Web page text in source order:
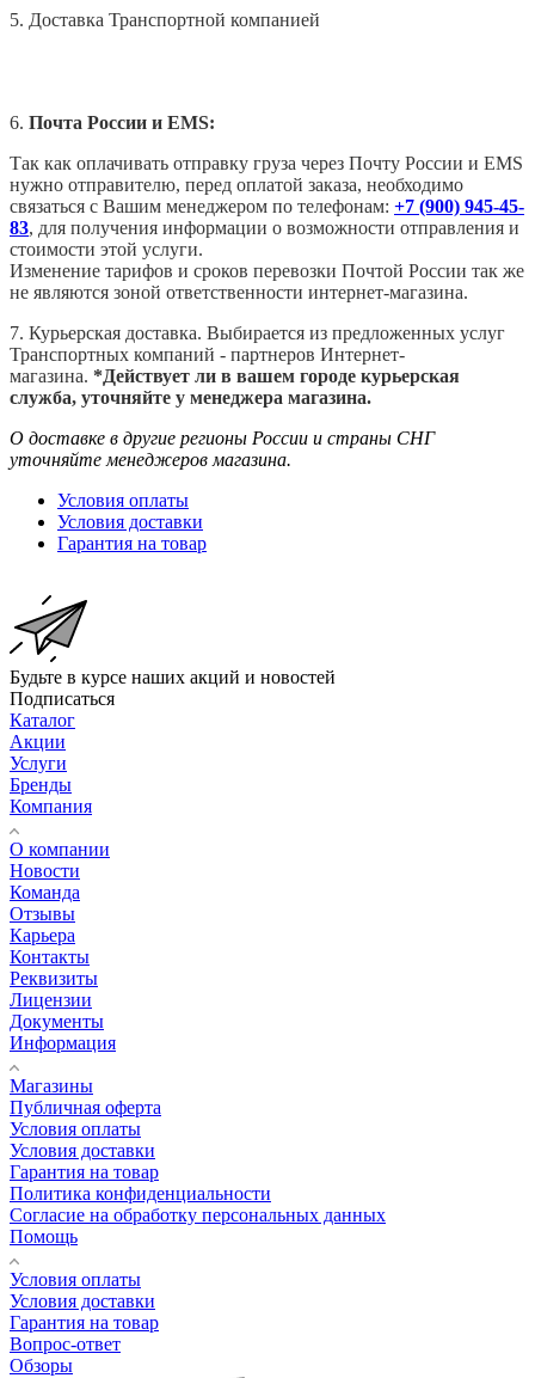
5. Доставка Транспортной компанией
6. Почта России и EMS:
Так как оплачивать отправку груза через Почту России и EMS
нужно отправителю, перед оплатой заказа, необходимо
связаться с Вашим менеджером по телефонам: +7 (900) 945-45-
83, для получения информации о возможности отправления и
стоимости этой услуги.
Изменение тарифов и сроков перевозки Почтой России так же
не являются зоной ответственности интернет-магазина.
7. Курьерская доставка. Выбирается из предложенных услуг
Транспортных компаний - партнеров Интернет-
магазина. *Действует ли в вашем городе курьерская
служба, уточняйте у менеджера магазина.
О доставке в другие регионы России и страны СНГ
уточняйте менеджеров магазина.
Условия оплаты
Условия доставки
Гарантия на товар
Будьте в курсе наших акций и новостей
Подписаться
Каталог
Акции
Услуги
Бренды
Компания
О компании
Новости
Команда
Отзывы
Карьера
Контакты
Реквизиты
Лицензии
Документы
Информация
Магазины
Публичная оферта
Условия оплаты
Условия доставки
Гарантия на товар
Политика конфиденциальности
Согласие на обработку персональных данных
Помощь
Условия оплаты
Условия доставки
Гарантия на товар
Вопрос-ответ
Обзоры